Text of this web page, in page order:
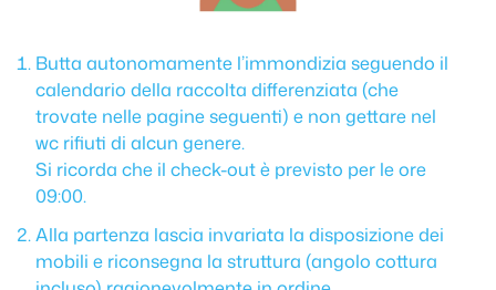
Butta autonomamente l’immondizia seguendo il
calendario della raccolta differenziata (che
trovate nelle pagine seguenti) e non gettare nel
wc rifiuti di alcun genere.
Si ricorda che il check-out è previsto per le ore
09:00.
Alla partenza lascia invariata la disposizione dei
mobili e riconsegna la struttura (angolo cottura